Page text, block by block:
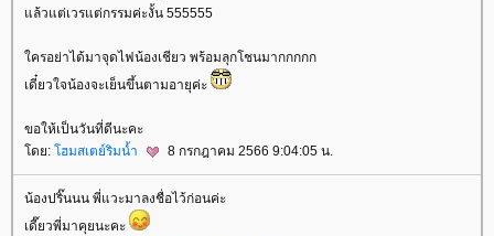
ล้วแต่เวรแต่กรรมค่ะงั้น 555555
ครอย่าได้มาจุดไฟน้องเชียว พร้อมลุกโชนมากกกกก
เดี๋ยวใจน้องจะเย็นขึ้นตามอายุค่ะ
ขอให้เป็นวันที่ดีนะคะ
ดย: ฮมสเตย์ริมน้ำ 8 กรกฎาคม 2566 9:04:05 น.
น้องปริ๊นนน พี่แวะมาลงชื่อไว้ก่อนค่ะ
เดี๊ยวพี่มาคุยนะคะ